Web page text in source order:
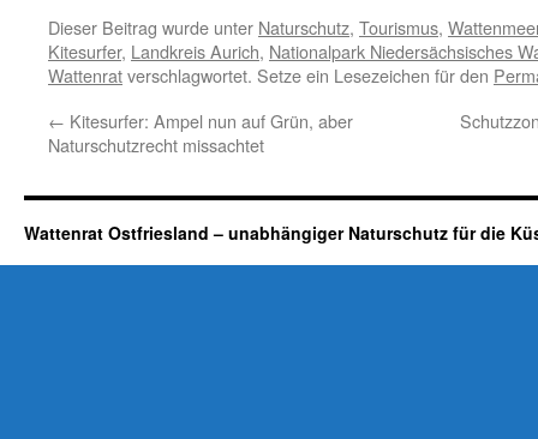
Dieser Beitrag wurde unter Naturschutz, Tourismus,
Kitesurfer, Landkreis Aurich, Nationalpark Niedersächsisches
Wattenratverschlagwortet. Setze ein Lesezeichen für den
← Kitesurfer: Ampel nun auf Grün, aber
Naturschutzrecht missachtet
Wattenrat Ostfriesland – unabhängiger Naturschutz für die